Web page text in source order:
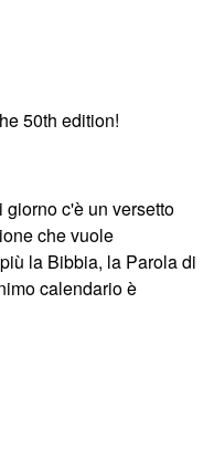
50th edition!
c'è un versetto
che vuole
la Bibbia, la Parola di
calendario è